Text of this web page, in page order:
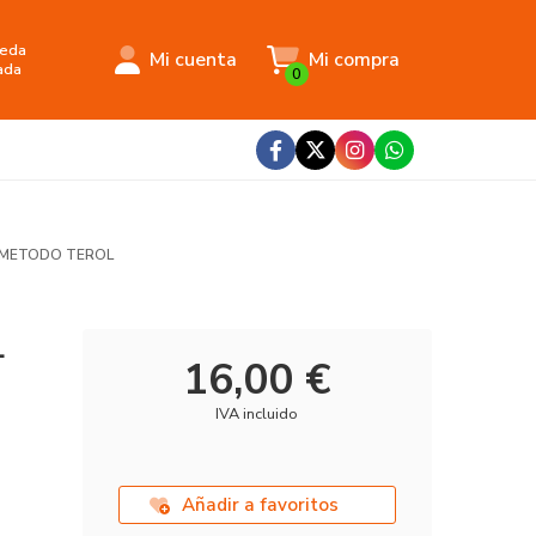
Mi cuenta Mi compra
0
TEROL
16,00 €
IVA incluido
Añadir a favoritos